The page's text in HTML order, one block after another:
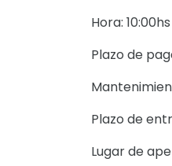
Hora: 10:00hs
Plazo de
Plazo de
Lugar de